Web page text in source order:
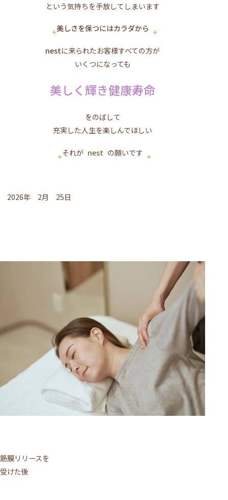
という気持ちを手放してしまいます
美しさを保つにはカラダから
nestに来られたお客様すべての方が
いくつになっても
美しく輝き健康寿命
をのばして
充実した人生を楽しんでほしい
それが nest の願いです
2026年 2月 25日
筋膜リリースを
受けた後